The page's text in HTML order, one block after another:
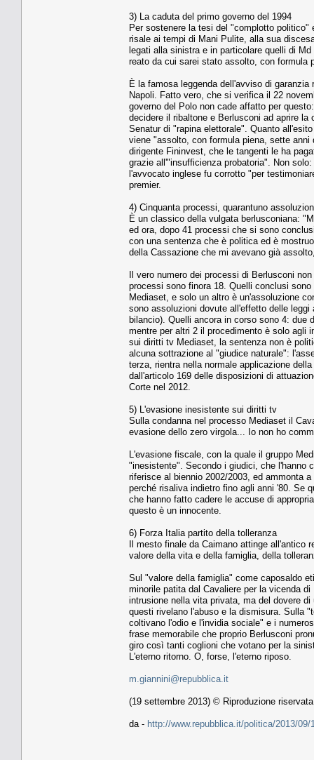
3) La caduta del primo governo del 1994
Per sostenere la tesi del "complotto politico"
risale ai tempi di Mani Pulite, alla sua
legati alla sinistra e in particolare quelli di
reato da cui sarei stato assolto, con formula
È la famosa leggenda dell'avviso di
Napoli. Fatto vero, che si verifica il 22
governo del Polo non cade affatto per
decidere il ribaltone e Berlusconi ad aprire
Senatur di "rapina elettorale". Quanto
viene "assolto, con formula piena, sette
dirigente Fininvest, che le tangenti le ha
grazie all'"insufficienza probatoria". Non
l'avvocato inglese fu corrotto "per
premier.
4) Cinquanta processi, quarantuno
È un classico della vulgata berlusconiana:
ed ora, dopo 41 processi che si sono
con una sentenza che è politica ed è
della Cassazione che mi avevano già
Il vero numero dei processi di Berlusconi
processi sono finora 18. Quelli conclusi
Mediaset, e solo un altro è un'assoluzione
sono assoluzioni dovute all'effetto delle
bilancio). Quelli ancora in corso sono 4: due
mentre per altri 2 il procedimento è solo agli
sui diritti tv Mediaset, la sentenza non è
alcuna sottrazione al "giudice naturale":
terza, rientra nella normale applicazione
dall'articolo 169 delle disposizioni di
Corte nel 2012.
5) L'evasione inesistente sui diritti tv
Sulla condanna nel processo Mediaset il
evasione dello zero virgola... Io non ho
L'evasione fiscale, con la quale il gruppo
"inesistente". Secondo i giudici, che l'hanno
riferisce al biennio 2002/2003, ed ammonta
perché risaliva indietro fino agli anni '80. Se
che hanno fatto cadere le accuse di
questo è un innocente.
6) Forza Italia partito della tolleranza
Il mesto finale da Caimano attinge all'antico
valore della vita e della famiglia, della
Sul "valore della famiglia" come caposaldo
minorile patita dal Cavaliere per la vicenda
intrusione nella vita privata, ma del dovere
questi rivelano l'abuso e la dismisura. Sulla
coltivano l'odio e l'invidia sociale" e i
frase memorabile che proprio Berlusconi
giro così tanti coglioni che votano per la
L'eterno ritorno. O, forse, l'eterno riposo.
m.giannini@repubblica.it
(19 settembre 2013) © Riproduzione riservata
da - http://www.repubblica.it/politica/2013/